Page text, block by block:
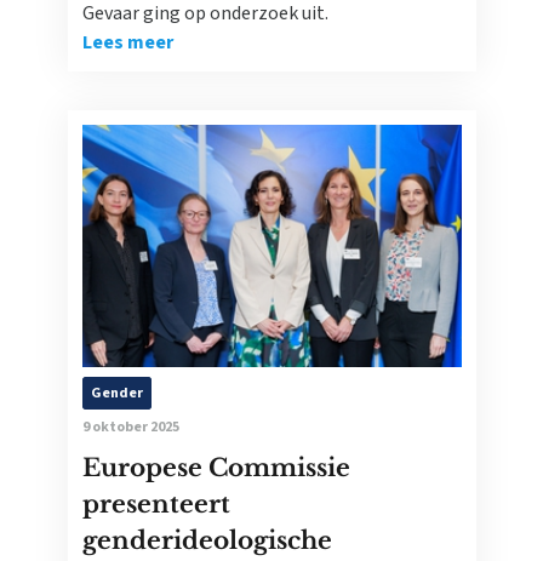
Gevaar ging op onderzoek uit.
Lees meer
Gender
9 oktober 2025
Europese Commissie
presenteert
genderideologische